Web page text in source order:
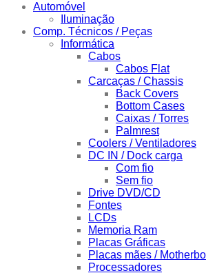
Automóvel
Iluminação
Comp. Técnicos / Peças
Informática
Cabos
Cabos Flat
Carcaças / Chassis
Back Covers
Bottom Cases
Caixas / Torres
Palmrest
Coolers / Ventiladores
DC IN / Dock carga
Com fio
Sem fio
Drive DVD/CD
Fontes
LCDs
Memoria Ram
Placas Gráficas
Placas mães /
Processadores